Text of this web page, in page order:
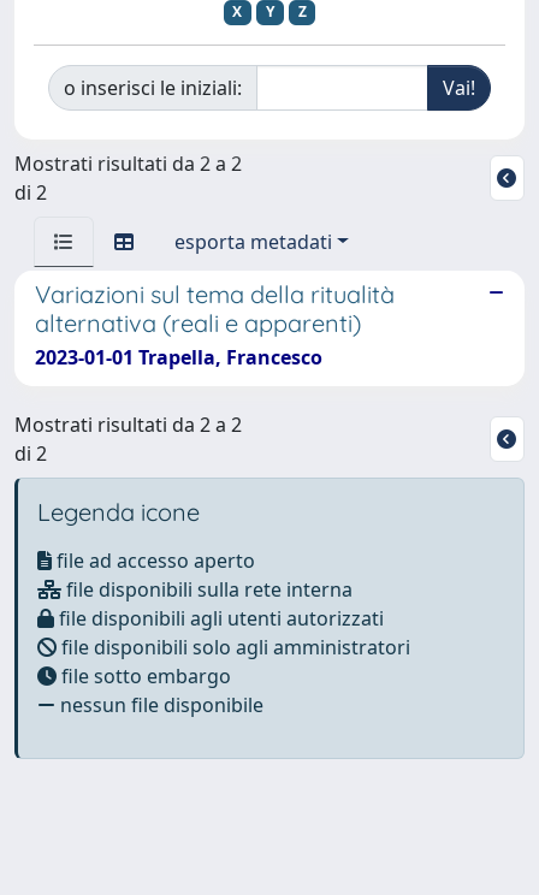
X
Y Z
o inserisci le iniziali:
Mostrati risultati da 2 a 2
di 2
esporta metadati
Variazioni sul tema della ritualità
alternativa (reali e apparenti)
2023-01-01 Trapella, Francesco
Mostrati risultati da 2 a 2
di 2
Legenda icone
file ad accesso aperto
file disponibili sulla rete interna
file disponibili agli utenti autorizzati
file disponibili solo agli amministratori
file sotto embargo
nessun file disponibile